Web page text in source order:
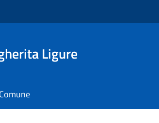
Ligure